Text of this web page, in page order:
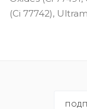
(Ci 77742),